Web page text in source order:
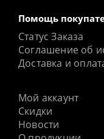
Помощь
Статус Заказа
Соглашение об
Доставка и
Мой аккаунт
Скидки
Новости